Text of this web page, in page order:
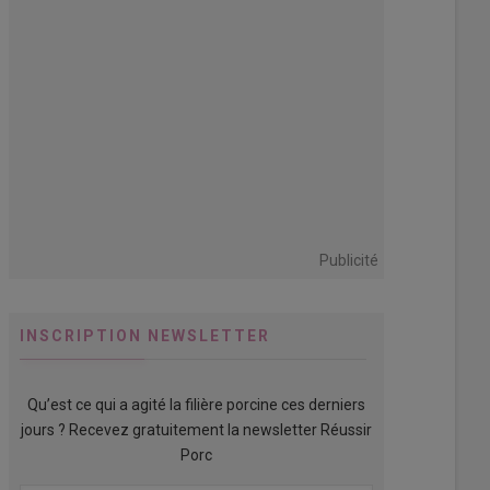
Publicité
INSCRIPTION NEWSLETTER
Qu’est ce qui a agité la filière porcine ces derniers
jours ? Recevez gratuitement la newsletter Réussir
Porc